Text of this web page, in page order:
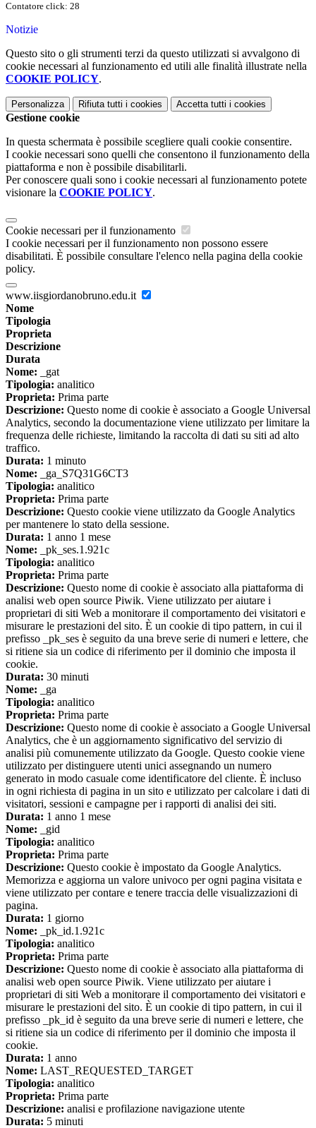
Contatore click: 28
Notizie
Questo sito o gli strumenti terzi da questo utilizzati si avvalgono di
cookie necessari al funzionamento ed utili alle finalità illustrate nella
COOKIE POLICY.
Personalizza Rifiuta tutti i cookies Accetta tutti i cookies
Gestione cookie
In questa schermata è possibile scegliere quali cookie consentire.
I cookie necessari sono quelli che consentono il funzionamento della
piattaforma e non è possibile disabilitarli.
Per conoscere quali sono i cookie necessari al funzionamento potete
visionare la COOKIE POLICY.
Cookie necessari per il funzionamento
I cookie necessari per il funzionamento non possono essere
disabilitati. È possibile consultare l'elenco nella pagina della cookie
policy.
www.iisgiordanobruno.edu.it
Nome
Tipologia
Proprieta
Descrizione
Durata
Nome: _gat
Tipologia: analitico
Proprieta: Prima parte
Descrizione: Questo nome di cookie è associato a Google Universal
Analytics, secondo la documentazione viene utilizzato per limitare la
frequenza delle richieste, limitando la raccolta di dati su siti ad alto
traffico.
Durata: 1 minuto
Nome: _ga_S7Q31G6CT3
Tipologia: analitico
Proprieta: Prima parte
Descrizione: Questo cookie viene utilizzato da Google Analytics
per mantenere lo stato della sessione.
Durata: 1 anno 1 mese
Nome: _pk_ses.1.921c
Tipologia: analitico
Proprieta: Prima parte
Descrizione: Questo nome di cookie è associato alla piattaforma di
analisi web open source Piwik. Viene utilizzato per aiutare i
proprietari di siti Web a monitorare il comportamento dei visitatori e
misurare le prestazioni del sito. È un cookie di tipo pattern, in cui il
prefisso _pk_ses è seguito da una breve serie di numeri e lettere, che
si ritiene sia un codice di riferimento per il dominio che imposta il
cookie.
Durata: 30 minuti
Nome: _ga
Tipologia: analitico
Proprieta: Prima parte
Descrizione: Questo nome di cookie è associato a Google Universal
Analytics, che è un aggiornamento significativo del servizio di
analisi più comunemente utilizzato da Google. Questo cookie viene
utilizzato per distinguere utenti unici assegnando un numero
generato in modo casuale come identificatore del cliente. È incluso
in ogni richiesta di pagina in un sito e utilizzato per calcolare i dati di
visitatori, sessioni e campagne per i rapporti di analisi dei siti.
Durata: 1 anno 1 mese
Nome: _gid
Tipologia: analitico
Proprieta: Prima parte
Descrizione: Questo cookie è impostato da Google Analytics.
Memorizza e aggiorna un valore univoco per ogni pagina visitata e
viene utilizzato per contare e tenere traccia delle visualizzazioni di
pagina.
Durata: 1 giorno
Nome: _pk_id.1.921c
Tipologia: analitico
Proprieta: Prima parte
Descrizione: Questo nome di cookie è associato alla piattaforma di
analisi web open source Piwik. Viene utilizzato per aiutare i
proprietari di siti Web a monitorare il comportamento dei visitatori e
misurare le prestazioni del sito. È un cookie di tipo pattern, in cui il
prefisso _pk_id è seguito da una breve serie di numeri e lettere, che
si ritiene sia un codice di riferimento per il dominio che imposta il
cookie.
Durata: 1 anno
Nome: LAST_REQUESTED_TARGET
Tipologia: analitico
Proprieta: Prima parte
Descrizione: analisi e profilazione navigazione utente
Durata: 5 minuti